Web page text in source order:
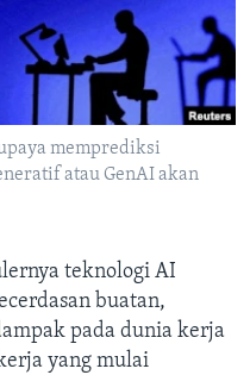
memprediksi
atau GenAI akan
teknologi AI
buatan,
pada dunia kerja
yang mulai